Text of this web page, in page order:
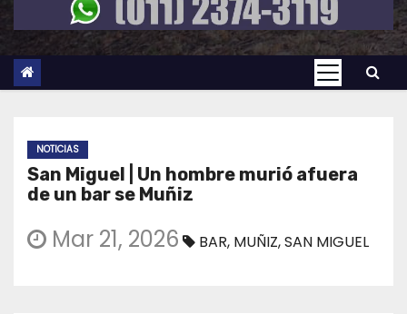
NOTICIAS
San Miguel | Un hombre murió afuera
de un bar se Muñiz
Mar 21, 2026 BAR, MUÑIZ,SAN MIGUEL